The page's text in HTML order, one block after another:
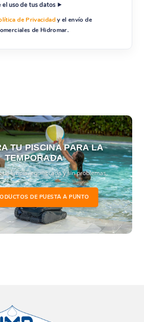
el uso de tus datos
de Privacidady el envío de
de Hidromar.
TU PISCINA PARA LA
TEMPORADA
limpia, equilibrada y sin problemas.
DE PUESTA A PUNTO